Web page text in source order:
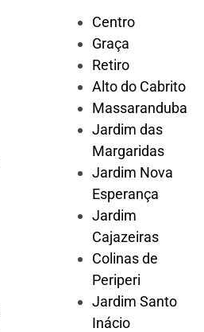
Centro
Graça
Retiro
Alto do Cabrito
Massaranduba
Jardim das
Margaridas
Jardim Nova
Esperança
Jardim
Cajazeiras
Colinas de
Periperi
Jardim Santo
Inácio